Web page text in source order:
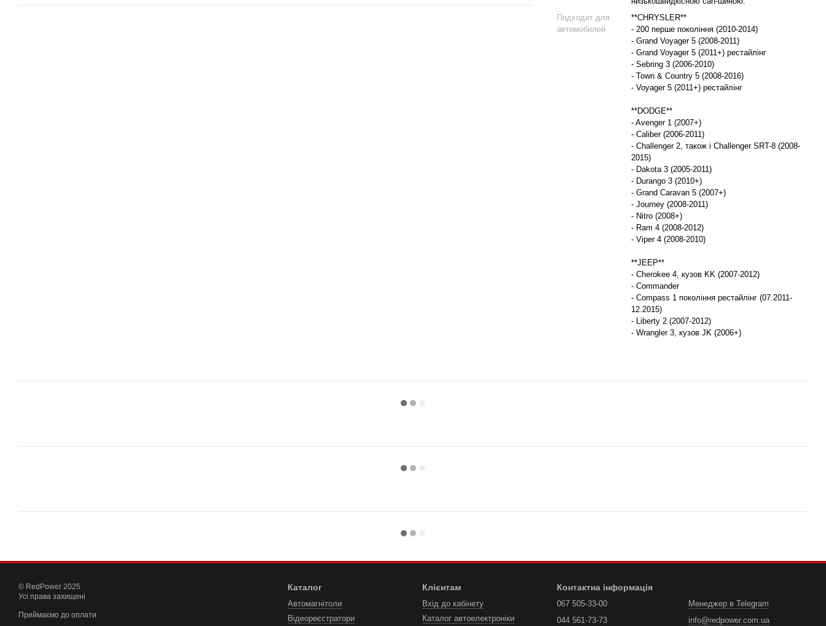
Подходит для
автомобилей
**CHRYSLER**
- 200 перше покоління (2010-2014)
- Grand Voyager 5 (2008-2011)
- Grand Voyager 5 (2011+) рестайлінг
- Sebring 3 (2006-2010)
- Town & Country 5 (2008-2016)
- Voyager 5 (2011+) рестайлінг
**DODGE**
- Avenger 1 (2007+)
- Caliber (2006-2011)
- Challenger 2, також і Challenger SRT-8 (2008-
2015)
- Dakota 3 (2005-2011)
- Durango 3 (2010+)
- Grand Caravan 5 (2007+)
- Journey (2008-2011)
- Nitro (2008+)
- Ram 4 (2008-2012)
- Viper 4 (2008-2010)
**JEEP**
- Cherokee 4, кузов KK (2007-2012)
- Commander
- Compass 1 покоління рестайлінг (07.2011-
12.2015)
- Liberty 2 (2007-2012)
- Wrangler 3, кузов JK (2006+)
© RedPower 2025
Усі права захищені
Приймаємо до оплати
Каталог
Автомагнітоли
Відеореєстратори
Клієнтам
Вхід до кабінету
Каталог автоелектроніки
Контактна інформація
067 505-33-00
044 561-73-73
Менеджер в Telegram
info@redpower.com.ua